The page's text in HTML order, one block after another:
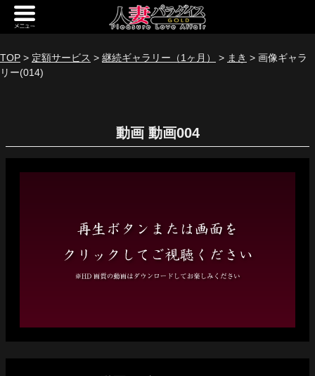
新規会員登録 ログイン
[定額] メインギャラリー
[定額] 人妻楽園ギャラリー
[定額] 継続1カ月ギャラリー
[定額] 継続3カ月ギャラリー
[定額] 継続6カ月ギャラリー
TOP > 定額サービス > 継続ギャラリー（1ヶ月） > まき > 画像ギャラ
リー(014)
動画